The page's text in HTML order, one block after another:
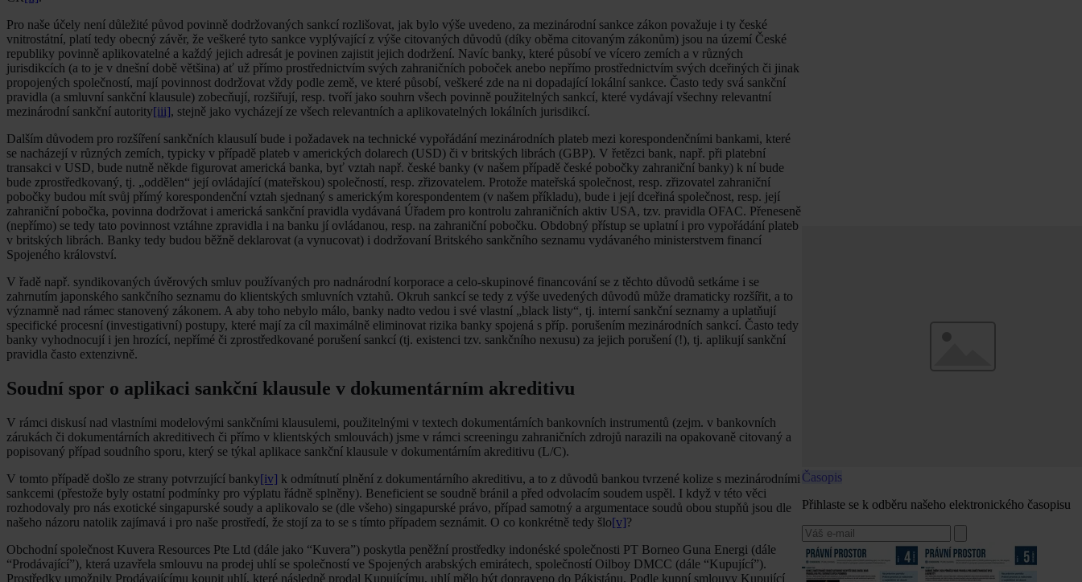
Pro naše účely není důležité původ povinně dodržovaných sankcí rozlišovat, jak bylo výše uvedeno, za mezinárodní sankce zákon považuje i ty české
vnitrostátní, platí tedy obecný závěr, že veškeré tyto sankce vyplývající z výše citovaných důvodů (díky oběma citovaným zákonům) jsou na území České
republiky povinně aplikovatelné a každý jejich adresát je povinen zajistit jejich dodržení. Navíc banky, které působí ve vícero zemích a v různých
jurisdikcích (a to je v dnešní době většina) ať už přímo prostřednictvím svých zahraničních poboček anebo nepřímo prostřednictvím svých dceřiných či jinak
propojených společností, mají povinnost dodržovat vždy podle země, ve které působí, veškeré zde na ni dopadající lokální sankce. Často tedy svá sankční
pravidla (a smluvní sankční klausule) zobecňují, rozšiřují, resp. tvoří jako souhrn všech povinně použitelných sankcí, které vydávají všechny relevantní
mezinárodní sankční autority[iii], stejně jako vycházejí ze všech relevantních a aplikovatelných lokálních jurisdikcí.
Dalším důvodem pro rozšíření sankčních klausulí bude i požadavek na technické vypořádání mezinárodních plateb mezi korespondenčními bankami, které
se nacházejí v různých zemích, typicky v případě plateb v amerických dolarech (USD) či v britských librách (GBP). V řetězci bank, např. při platební
transakci v USD, bude nutně někde figurovat americká banka, byť vztah např. české banky (v našem případě české pobočky zahraniční banky) k ní bude
bude zprostředkovaný, tj. „oddělen“ její ovládající (mateřskou) společností, resp. zřizovatelem. Protože mateřská společnost, resp. zřizovatel zahraniční
pobočky budou mít svůj přímý korespondenční vztah sjednaný s americkým korespondentem (v našem příkladu), bude i její dceřiná společnost, resp. její
zahraniční pobočka, povinna dodržovat i americká sankční pravidla vydávaná Úřadem pro kontrolu zahraničních aktiv USA, tzv. pravidla OFAC. Přeneseně
(nepřímo) se tedy tato povinnost vztáhne zpravidla i na banku jí ovládanou, resp. na zahraniční pobočku. Obdobný přístup se uplatní i pro vypořádání plateb
v britských librách. Banky tedy budou běžně deklarovat (a vynucovat) i dodržovaní Britského sankčního seznamu vydávaného ministerstvem financí
Spojeného království.
V řadě např. syndikovaných úvěrových smluv používaných pro nadnárodní korporace a celo-skupinové financování se z těchto důvodů setkáme i se
zahrnutím japonského sankčního seznamu do klientských smluvních vztahů. Okruh sankcí se tedy z výše uvedených důvodů může dramaticky rozšířit, a to
významně nad rámec stanovený zákonem. A aby toho nebylo málo, banky nadto vedou i své vlastní „black listy“, tj. interní sankční seznamy a uplatňují
specifické procesní (investigativní) postupy, které mají za cíl maximálně eliminovat rizika banky spojená s příp. porušením mezinárodních sankcí. Často tedy
banky vyhodnocují i jen hrozící, nepřímé či zprostředkované porušení sankcí (tj. existenci tzv. sankčního nexusu) za jejich porušení (!), tj. aplikují sankční
pravidla často extenzivně.
Soudní spor o aplikaci sankční klausule v dokumentárním akreditivu
V rámci diskusí nad vlastními modelovými sankčními klausulemi, použitelnými v textech dokumentárních bankovních instrumentů (zejm. v bankovních
zárukách či dokumentárních akreditivech či přímo v klientských smlouvách) jsme v rámci screeningu zahraničních zdrojů narazili na opakovaně citovaný a
popisovaný případ soudního sporu, který se týkal aplikace sankční klausule v dokumentárním akreditivu (L/C).
V tomto případě došlo ze strany potvrzující banky[iv] k odmítnutí plnění z dokumentárního akreditivu, a to z důvodů bankou tvrzené kolize s mezinárodními
sankcemi (přestože byly ostatní podmínky pro výplatu řádně splněny). Beneficient se soudně bránil a před odvolacím soudem uspěl. I když v této věci
rozhodovaly pro nás exotické singapurské soudy a aplikovalo se (dle všeho) singapurské právo, případ samotný a argumentace soudů obou stupňů jsou dle
našeho názoru natolik zajímavá i pro naše prostředí, že stojí za to se s tímto případem seznámit. O co konkrétně tedy šlo[v]?
Obchodní společnost Kuvera Resources Pte Ltd (dále jako “Kuvera”) poskytla peněžní prostředky indonéské společnosti PT Borneo Guna Energi (dále
“Prodávající”), která uzavřela smlouvu na prodej uhlí se společností ve Spojených arabských emirátech, společností Oilboy DMCC (dále “Kupující”).
Prostředky umožnily Prodávajícímu koupit uhlí, které následně prodal Kupujícímu, uhlí mělo být dopraveno do Pákistánu. Podle kupní smlouvy Kupující
Časopis
Přihlaste se k odběru našeho elektronického časopisu